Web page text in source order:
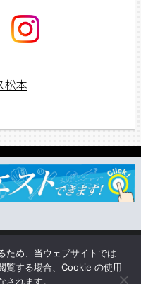
松本
ため、当ウェブサイトでは
覧する場合、Cookie の使用
れます。